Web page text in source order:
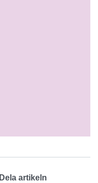
Dela artikeln